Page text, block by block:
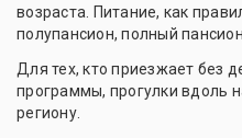
возраста. Питание, как
полупансион, полный
Для тех, кто приезжает без
программы, прогулки вдоль
региону.